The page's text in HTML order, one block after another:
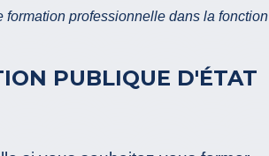
formation professionnelle dans la fonction
PUBLIQUE D'ÉTAT